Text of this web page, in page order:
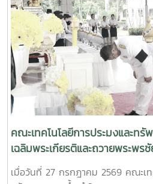
innovative, value-added
market and consumer
professionals. Practice through
Transform aquatic resources
products.”The Sushi Workshop
important learning experience
to confidently move from the
careers and entrepreneurship
aquatic food industries.
practical insights into farm
technologies, operational
strategies developed through
farming experience.The final
in Shrimp Farming” (3:30–4:15
Mr. Kittipat Srisomwong, Vice
Chachoengsao Shrimp Farmers
presentation highlighted the
microorganisms to improve
production efficiency, reduce
promote environmentally
practices.The seminar reflects
enhance the role of alumni in
development, curriculum
training, and the
outcomes.The meeting also
future collaborative activities,
guest lecturers, bringing
classroom, developing model
expanding partnerships with
providing students with
learning experiences that align
demands.The discussion was
friendly, and highly
the alumni’s strong
งานร่วมกับเครือข่ายวิจัยจากหลายป
โจ้ ประเทศไทย, My Village
กัมพูชา และ Northern
สปป.ลาว พร้อมทั้งทำงานร่วมกับชุม
ประเทศงานวิจัยใช้แนวทางการมีส่วน
(Community-based Research)
การสำรวจภาคสนาม การประเมินคว
การจัดทำแผนที่เชิงนิเวศ เพื่อศึกษา
ทาม ซึ่งเป็นแหล่งอนุบาลสัตว์น้ำและท
สำคัญต่อวิถีชีวิตของประชาชนในลุ่มน้
ตั้งเขตอนุรักษ์พันธุ์ปลา การฟื้นฟูแหล่
คณะเทคโนโลยีการประมงและท
เฉลิมพระเกียรติและถวายพระพร
เฉลิมพระชนมพรรษา พระบาทสมเ
/Faculty of Fisheries
เมื่อวันที่ 27 กรกฎาคม 2569 คณะเท